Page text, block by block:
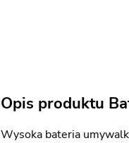
Opis produktu
Wysoka bateria